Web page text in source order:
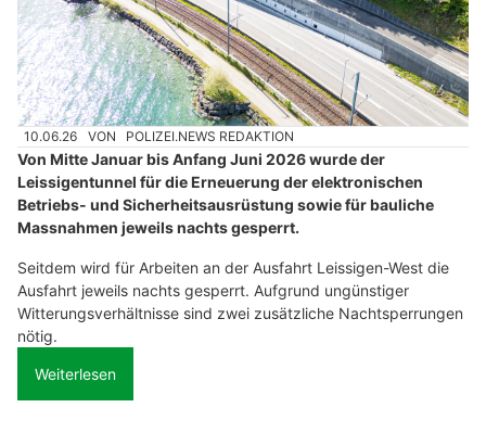
10.06.26 VON POLIZEI.NEWS REDAKTION
Von Mitte Januar bis Anfang Juni 2026 wurde der
Leissigentunnel für die Erneuerung der elektronischen
Betriebs- und Sicherheitsausrüstung sowie für bauliche
Massnahmen jeweils nachts gesperrt.
Seitdem wird für Arbeiten an der Ausfahrt Leissigen-West die
Ausfahrt jeweils nachts gesperrt. Aufgrund ungünstiger
Witterungsverhältnisse sind zwei zusätzliche Nachtsperrungen
nötig.
Weiterlesen